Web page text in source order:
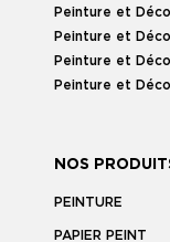
Peinture et
Peinture et
Peinture et
Peinture et
NOS
PEINTURE
PAPIER PEINT